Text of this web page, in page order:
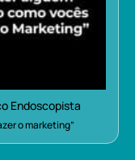
Endoscopista
o marketing”